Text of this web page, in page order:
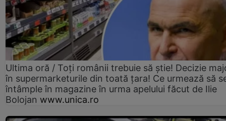
Ultima oră / Toți românii trebuie să știe! Decizie
în supermarketurile din toată țara! Ce urmează să
întâmple în magazine în urma apelului făcut de Ilie
Bolojan www.unica.ro